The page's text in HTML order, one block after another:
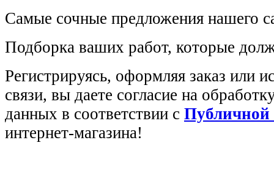
Самые сочные предложения нашего
Подборка ваших работ, которые
Регистрируясь, оформляя заказ или
связи, вы даете согласие на
данных в соответствии с Публичной
интернет-магазина!